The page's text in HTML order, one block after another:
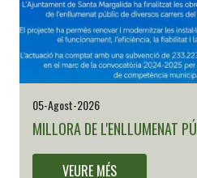
05-Agost-2026
MILLORA DE L'ENLLUMENAT
VEURE MÉS